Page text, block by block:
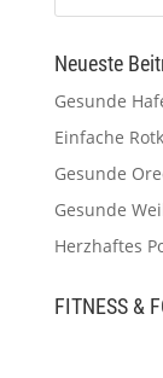
Neueste
Gesunde
Einfache
Gesunde
Gesunde
Herzhaftes
FITNESS &